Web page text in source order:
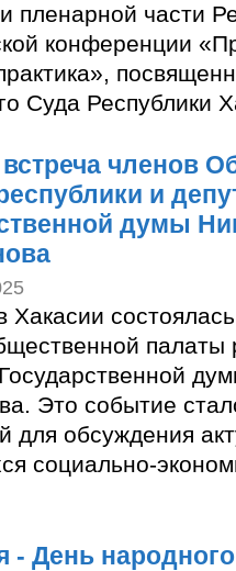
пленарной части
конференции
Суда Республики
членов
и
думы
Хакасии
палаты
Это событие
для обсуждения
социально-
- День